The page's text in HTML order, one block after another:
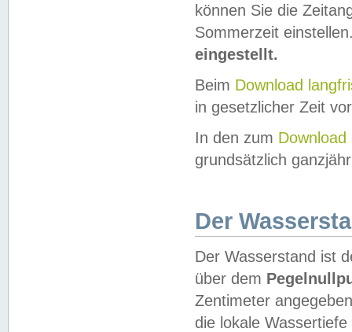
können Sie die
Sommerzeit
eingestellt.
Beim Download
in gesetzlicher Zeit
In den zum Download
grundsätzlich
Der
Der Wasserstand ist
über dem
Zentimeter
die lokale